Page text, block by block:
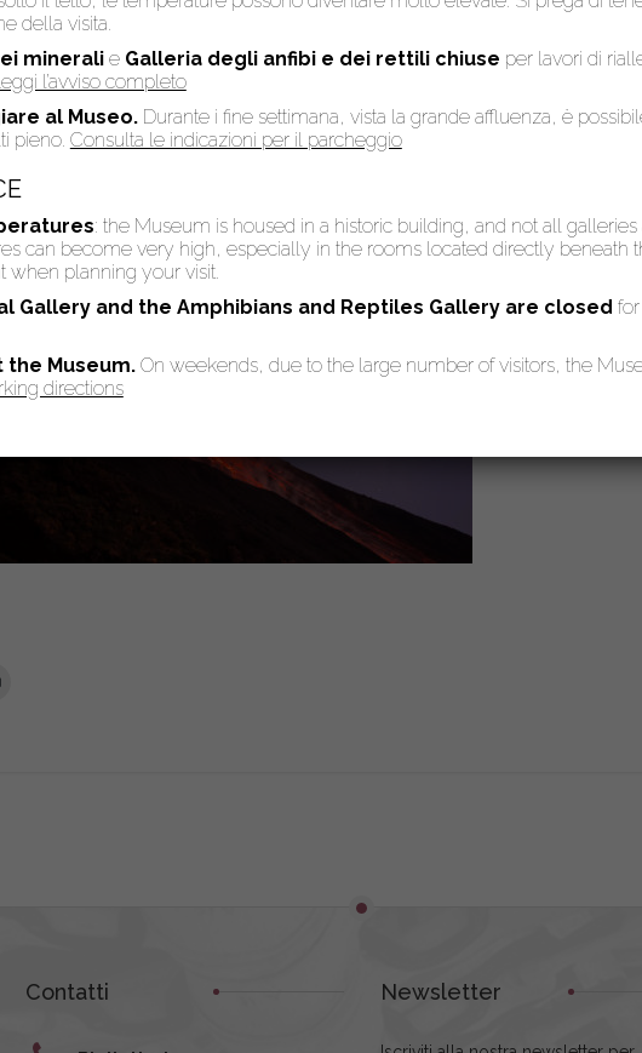
Contatti Newsletter
della visita.
mineralie Galleria degli anfibi e dei rettili chiuse per lavori di
l’avviso completo
al Museo.Durante i fine settimana, vista la grande affluenza, è
pieno. Consulta le indicazioni per il parcheggio
: the Museum is housed in a historic building, and not all galleries
can become very high, especially in the rooms located directly beneath
when planning your visit.
Gallery and the Amphibians and Reptiles Gallery are closed
the Museum.On weekends, due to the large number of visitors, the
directions